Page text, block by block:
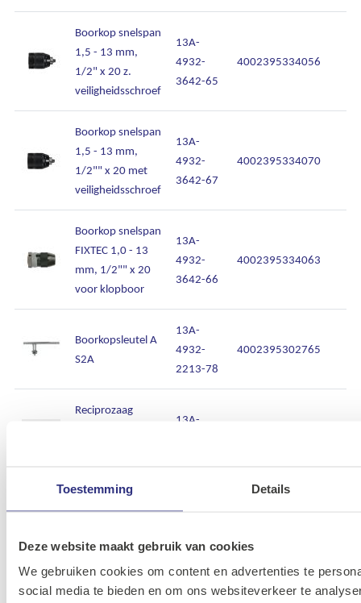
Toestemming Details
Deze website maakt gebruik van cookies
We gebruiken cookies om content en advertenties te
social media te bieden en om ons websiteverkeer te
Boorkop snelspan
1,5 - 13 mm,
1/2" x 20 z.
veiligheidsschroef
13A-
4932-
3642-65
4002395334056
Boorkop snelspan
1,5 - 13 mm,
1/2"" x 20 met
veiligheidsschroef
13A-
4932-
3642-67
4002395334070
Boorkop snelspan
FIXTEC 1,0 - 13
mm, 1/2"" x 20
voor klopboor
13A-
4932-
3642-66
4002395334063
Boorkopsleutel A
S2A
13A-
4932-
2213-78
4002395302765
Reciprozaag
13A-
Reciprozaag
FIXTEC naar 20
mm (1/2˝)